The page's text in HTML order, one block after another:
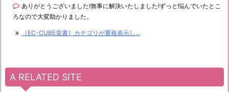
ありがとうございました!無事に解決いたしました!ずっと悩んでいたとこ
ろなので大変助かりました。
［EC-CUBE覚書］カテゴリが重複表示し...
A RELATED SITE